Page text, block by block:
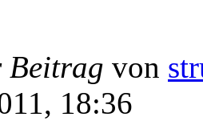
Beitrag von
18:36